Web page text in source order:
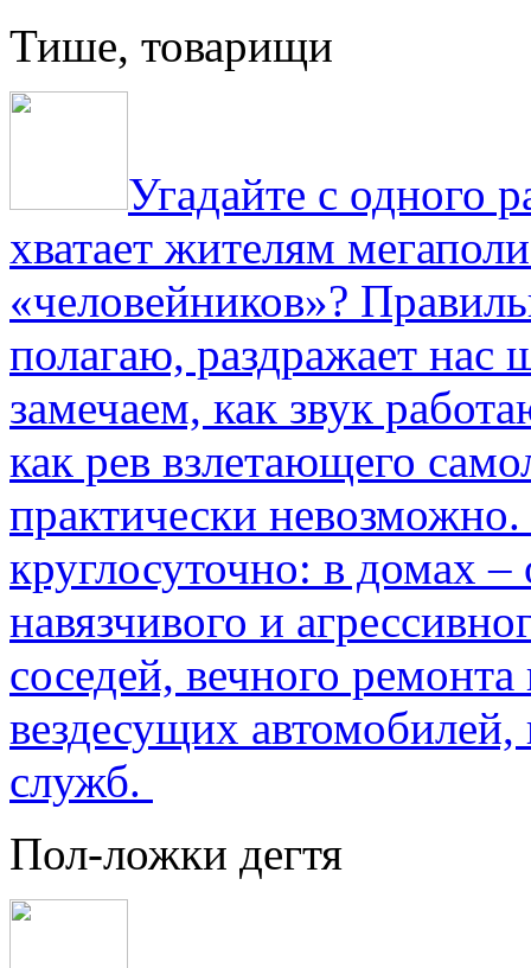
Тише, товарищи
Угадайте с одного
хватает жителям
«человейников»?
полагаю, раздражает нас
замечаем, как звук
как рев взлетающего
практически
круглосуточно: в домах
навязчивого и
соседей, вечного
вездесущих
служб.
Пол-ложки дегтя